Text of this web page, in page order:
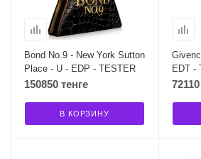
Bond No.9 - New York Sutton
Place - U - EDP - TESTER
150850 тенге
В КОРЗИНУ
EDT -